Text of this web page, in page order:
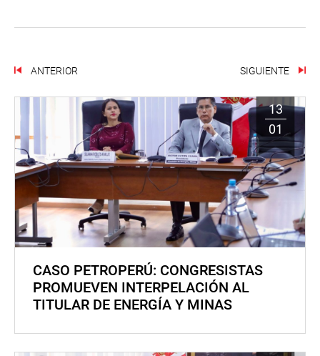
ANTERIOR SIGUIENTE
13
01
CASO PETROPERÚ: CONGRESISTAS
PROMUEVEN INTERPELACIÓN AL
TITULAR DE ENERGÍA Y MINAS